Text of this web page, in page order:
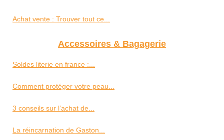
Achat vente : Trouver tout ce...
Accessoires & Bagagerie
Soldes literie en france :...
Comment protéger votre peau...
3 conseils sur l’achat de...
La réincarnation de Gaston...